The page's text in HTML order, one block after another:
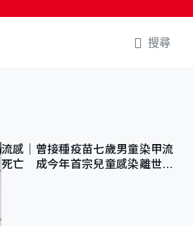
搜尋
流感｜曾接種疫苗七歲男童染甲流
死亡 成今年首宗兒童感染離世個